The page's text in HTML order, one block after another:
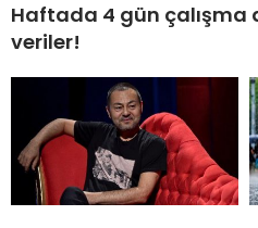
Haftada 4 gün çalışma
veriler!